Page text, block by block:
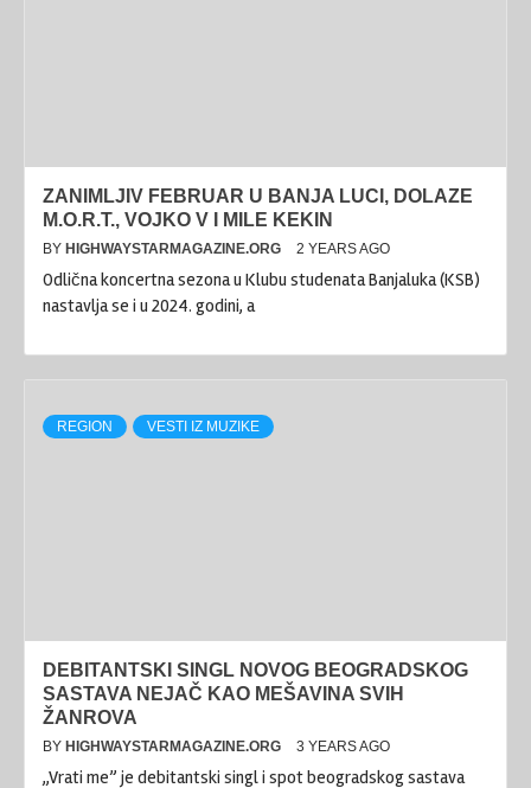
ZANIMLJIV FEBRUAR U BANJA LUCI, DOLAZE
M.O.R.T., VOJKO V I MILE KEKIN
BY HIGHWAYSTARMAGAZINE.ORG 2 YEARS AGO
Odlična koncertna sezona u Klubu studenata Banjaluka (KSB)
nastavlja se i u 2024. godini, a
REGION VESTI IZ MUZIKE
DEBITANTSKI SINGL NOVOG BEOGRADSKOG
SASTAVA NEJAČ KAO MEŠAVINA SVIH
ŽANROVA
BY HIGHWAYSTARMAGAZINE.ORG 3 YEARS AGO
,,Vrati me” je debitantski singl i spot beogradskog sastava